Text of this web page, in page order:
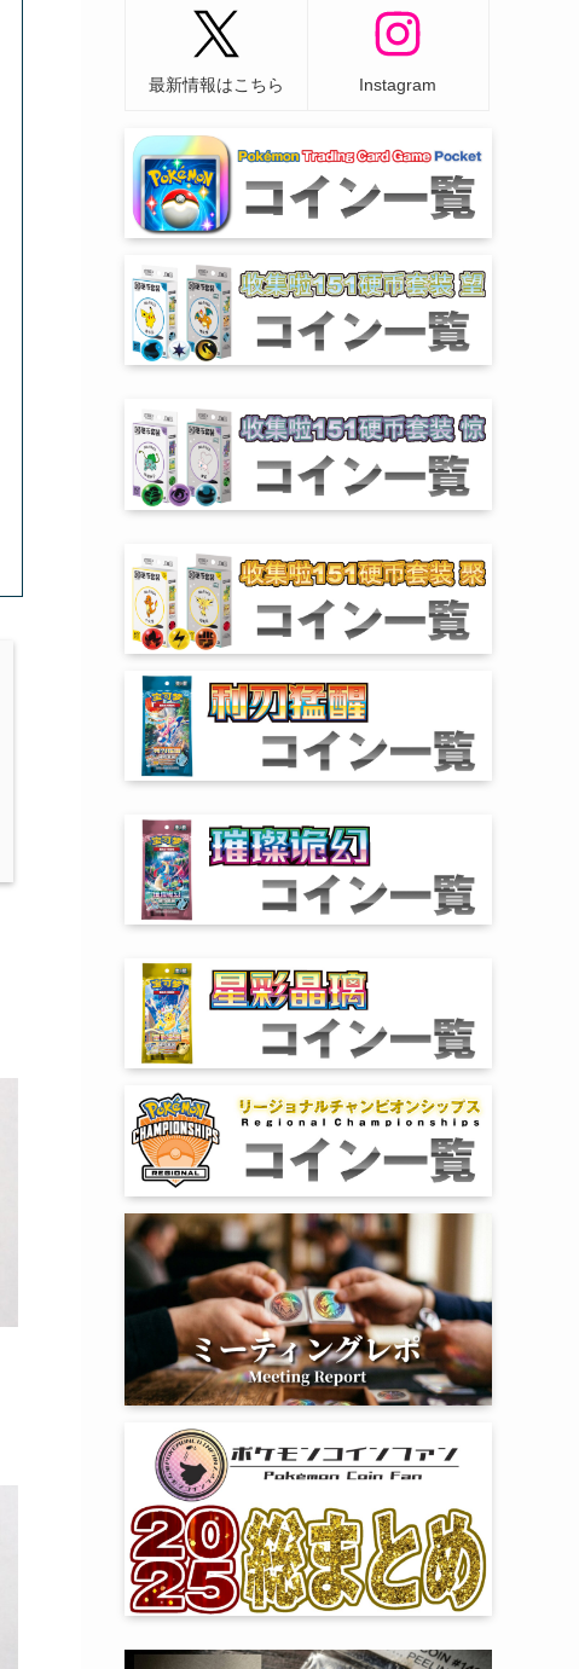
最新情報はこちら Instagram